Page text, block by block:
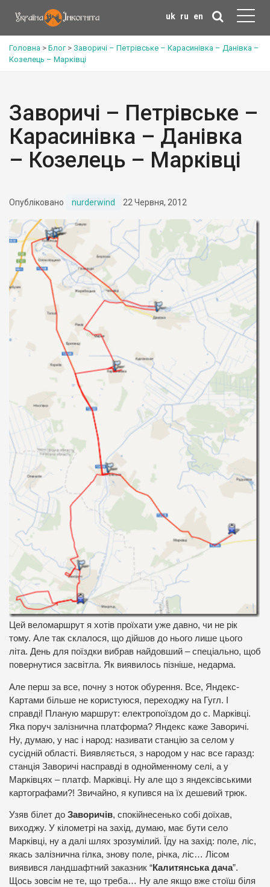
uk ru en
Головна > Блог> Заворичі – Петрівське – Карасинівка – Данівка –
Козелець – Марківці
Заворичі – Петрівське –
Карасинівка – Данівка
– Козелець – Марківці
Опубліковано nurderwind 22 Червня, 2012
Цей веломаршрут я хотів проїхати уже давно, чи не рік
тому. Але так склалося, що дійшов до нього лише цього
літа. День для поїздки вибрав найдовший – спеціально, щоб
повернутися засвітла. Як виявилось пізніше, недарма.
Але перш за все, почну з ноток обурення. Все, Яндекс-
Картами більше не користуюся, переходжу на Гугл. І
справді! Планую маршрут: електропоїздом до с. Марківці.
Яка поруч залізнична платформа? Яндекс каже Заворичі.
Ну, думаю, у нас і народ: називати станцію за селом у
сусідній області. Виявляється, з народом у нас все гаразд:
станція Заворичі насправді в однойменному селі, а у
Марківцях – платф. Марківці. Ну але що з яндексівськими
картографами?! Звичайно, я купився на їх дешевий трюк.
Узяв білет до Заворичів, спокійнесенько собі доїхав,
виходжу. У кілометрі на захід, думаю, має бути село
Марківці, ну а далі шлях зрозумілий. Їду на захід: поле, ліс,
якась залізнична гілка, знову поле, річка, ліс… Лісом
виявився ландшафтний заказник “Калитянська дача”.
Щось зовсім не те, що треба… Ну але якщо вже стоїш біля